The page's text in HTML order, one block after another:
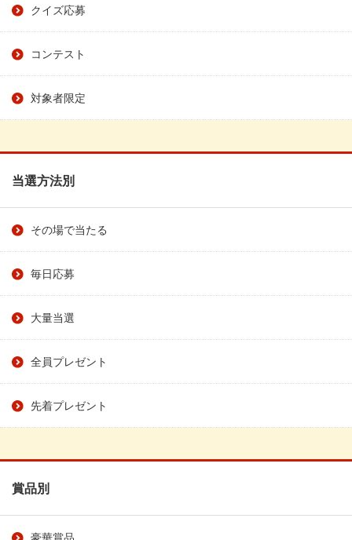
クイズ応募
コンテスト
対象者限定
当選方法別
その場で当たる
毎日応募
大量当選
全員プレゼント
先着プレゼント
賞品別
豪華賞品